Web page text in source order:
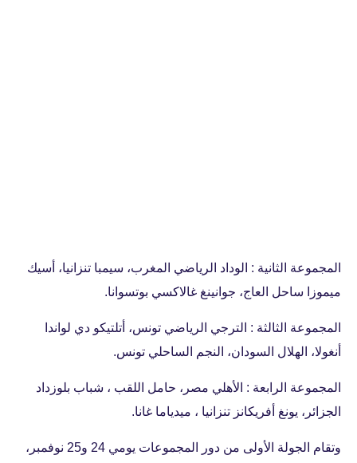
المجموعة الثانية : الوداد الرياضي المغرب، سيمبا تنزانيا، أسيك
ميموزا ساحل العاج، جوانينغ غالاكسي بوتسوانا.
المجموعة الثالثة : الترجي الرياضي تونس، أتلتيكو دي لواندا
أنغولا، الهلال السودان، النجم الساحلي تونس.
المجموعة الرابعة : الأهلي مصر، حامل اللقب ، شباب بلوزداد
الجزائر، يونغ أفريكانز تنزانيا ، ميدياما غانا.
وتقام الجولة الأولى من دور المجموعات يومي 24 و25 نوفمبر،